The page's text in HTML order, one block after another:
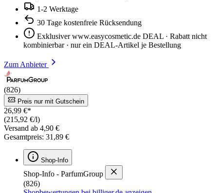
1-2 Werktage
30 Tage kostenfreie Rücksendung
Exklusiver www.easycosmetic.de DEAL · Rabatt nicht
kombinierbar · nur ein DEAL-Artikel je Bestellung
Zum Anbieter
(826)
Preis nur mit Gutschein
26,99 €*
(215,92 €/l)
Versand ab 4,90 €
Gesamtpreis: 31,89 €
Shop-Info
Shop-Info - ParfumGroup
(826)